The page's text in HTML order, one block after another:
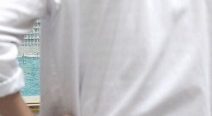
Partenaires / Associations